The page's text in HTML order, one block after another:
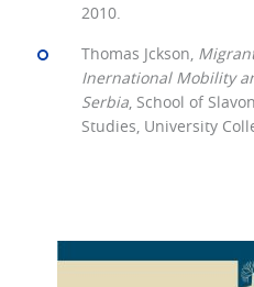
2010.
Thomas Jckson,
Inernational Mobility
Serbia, School of
Studies, University